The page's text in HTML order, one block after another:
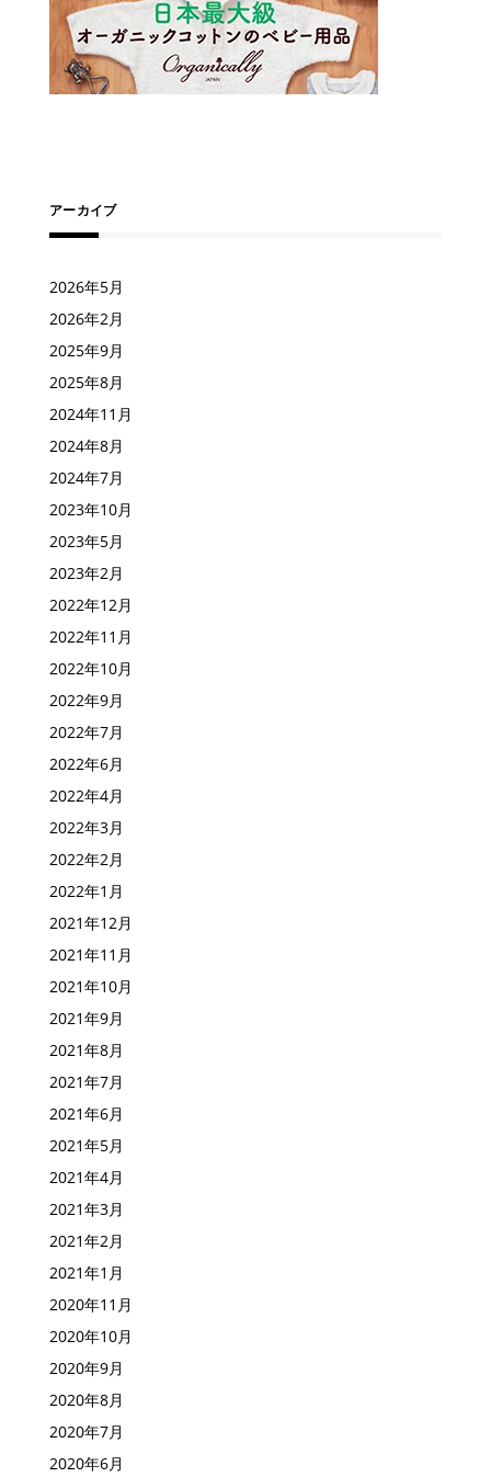
アーカイブ
2026年5月
2026年2月
2025年9月
2025年8月
2024年11月
2024年8月
2024年7月
2023年10月
2023年5月
2023年2月
2022年12月
2022年11月
2022年10月
2022年9月
2022年7月
2022年6月
2022年4月
2022年3月
2022年2月
2022年1月
2021年12月
2021年11月
2021年10月
2021年9月
2021年8月
2021年7月
2021年6月
2021年5月
2021年4月
2021年3月
2021年2月
2021年1月
2020年11月
2020年10月
2020年9月
2020年8月
2020年7月
2020年6月